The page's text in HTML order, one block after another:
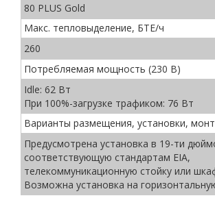
80 PLUS Gold
Макс. тепловыделение, БТЕ/ч
260
Потребляемая мощность (230 В)
Idle: 62 Вт
При 100%-загрузке трафиком: 76 Вт
Варианты размещения, установки,
Предусмотрена установка в 19-ти
соответствующую стандартам EIA,
телекоммуникационную стойку или
Возможна установка на